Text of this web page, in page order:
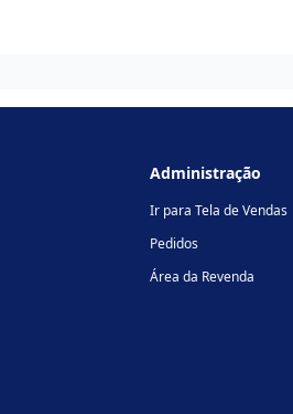
Administração
Ir para Tela de Vendas
Pedidos
Área da Revenda